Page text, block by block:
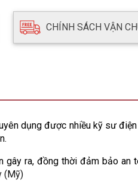
CHÍNH SÁCH VẬN
dụng được nhiều kỹ sư
ra, đồng thời đảm bảo an
(Mỹ)